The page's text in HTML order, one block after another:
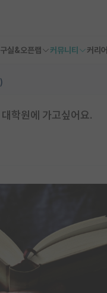
실&오픈랩 커뮤니티 커리어
학원에 가고싶어요.